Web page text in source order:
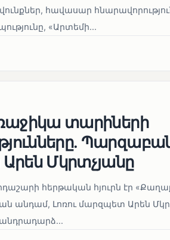
հավասար
«Արտեմի...
տարիների
Մկրտչյանը
հերթական հյուրն էր
անդամ, Լոռու մարզպետ Արեն